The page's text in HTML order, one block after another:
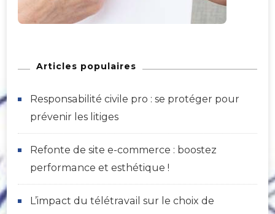
Articles populaires
Responsabilité civile pro : se protéger pour
prévenir les litiges
Refonte de site e-commerce : boostez
performance et esthétique !
L’impact du télétravail sur le choix de